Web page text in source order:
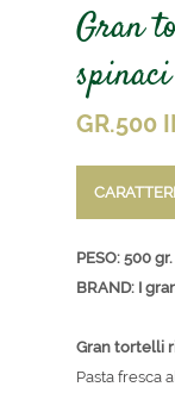
Gran
spinaci
GR.500
PESO: 500 gr.
BRAND: I
Gran tortelli
Pasta fresca